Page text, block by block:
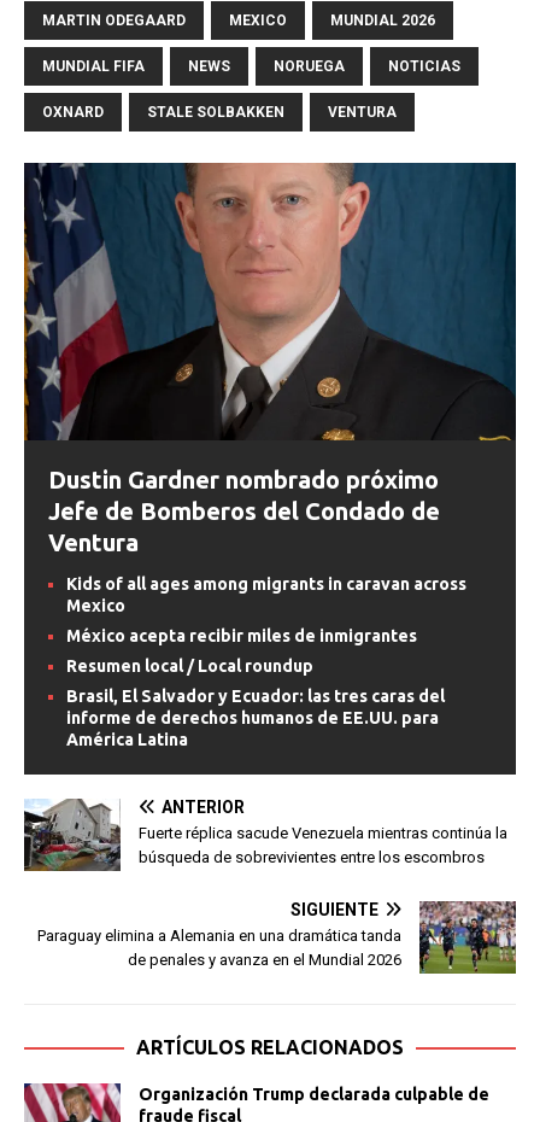
MARTIN ODEGAARD MEXICO MUNDIAL 2026
MUNDIAL FIFA NEWS NORUEGA NOTICIAS
OXNARD STALE SOLBAKKEN VENTURA
Dustin Gardner nombrado próximo
Jefe de Bomberos del Condado de
Ventura
Kids of all ages among migrants in caravan across
Mexico
México acepta recibir miles de inmigrantes
Resumen local / Local roundup
Brasil, El Salvador y Ecuador: las tres caras del
informe de derechos humanos de EE.UU. para
América Latina
ANTERIOR
Fuerte réplica sacude Venezuela mientras continúa la
búsqueda de sobrevivientes entre los escombros
SIGUIENTE
Paraguay elimina a Alemania en una dramática tanda
de penales y avanza en el Mundial 2026
ARTÍCULOS RELACIONADOS
Organización Trump declarada culpable de
fraude fiscal